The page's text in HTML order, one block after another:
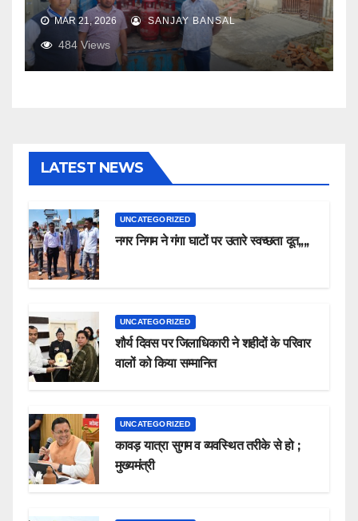
MAR 21, 2026 SANJAY BANSAL
484 Views
LATEST NEWS
UNCATEGORIZED
नगर निगम ने गंगा घाटों पर उतारे स्वच्छता दूत,,,,
UNCATEGORIZED
शौर्य दिवस पर जिलाधिकारी ने शहीदों के परिवार
वालों को किया सम्मानित
UNCATEGORIZED
कावड़ यात्रा सुगम व व्यवस्थित तरीके से हो ;
मुख्यमंत्री